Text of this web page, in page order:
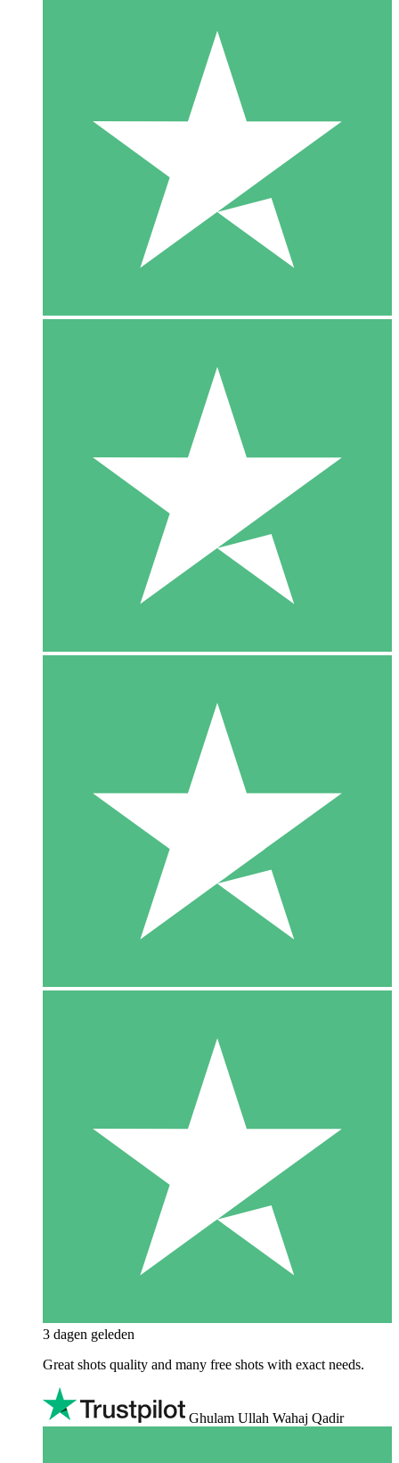
3 dagen geleden
Great shots quality and many free shots with exact needs.
Ghulam Ullah Wahaj Qadir